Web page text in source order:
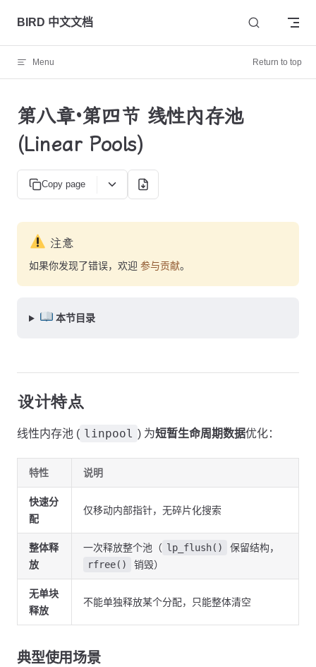
Skip to content
BIRD 中文文档
Menu Return to top
第八章·第四节 线性内存池
(Linear Pools)
Copy page
注意
如果你发现了错误，欢迎 参与贡献。
本节目录
设计特点
线性内存池 ( linpool ) 为短暂生命周期数据优化：
特性 说明
快速分
配
仅移动内部指针，无碎片化搜索
整体释
放
一次释放整个池（ lp_flush()
保留结构，
rfree()
销毁）
无单块
释放
不能单独释放某个分配，只能整体清空
典型使用场景